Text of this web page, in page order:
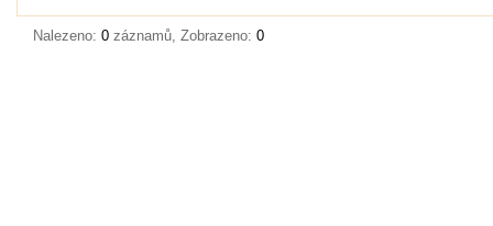
Nalezeno: 0 záznamů, Zobrazeno: 0